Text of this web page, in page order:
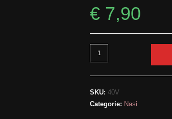
€ 7,90
Nasi
Goreng
Vega
aantal
SKU: 40V
Categorie: Nasi